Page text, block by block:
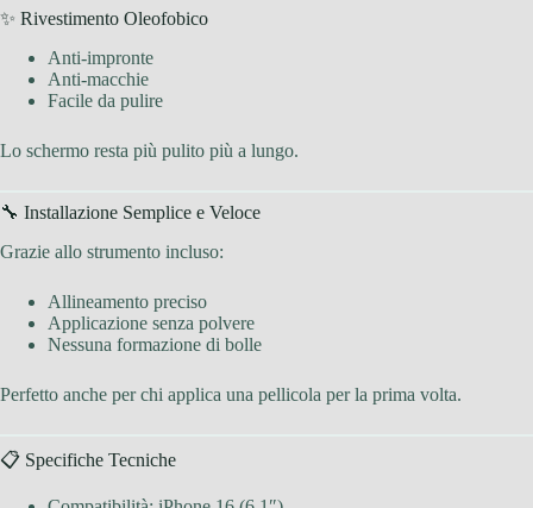
✨ Rivestimento Oleofobico
Anti-impronte
Anti-macchie
Facile da pulire
Lo schermo resta più pulito più a lungo.
🔧 Installazione Semplice e Veloce
Grazie allo strumento incluso:
Allineamento preciso
Applicazione senza polvere
Nessuna formazione di bolle
Perfetto anche per chi applica una pellicola per la prima volta.
📋 Specifiche Tecniche